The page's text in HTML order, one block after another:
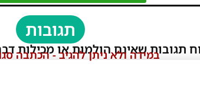
תגובות
תגובות שאינם הולמות או מכילות
במידה ולא ניתן להגיב - הכתבה